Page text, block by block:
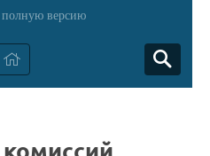
версию